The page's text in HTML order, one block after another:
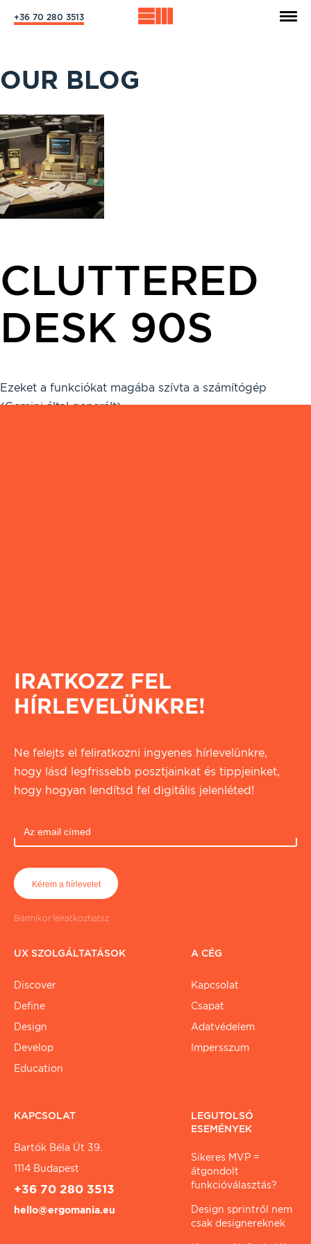
+36 70 280 3513
OUR BLOG
CLUTTERED
DESK 90S
Ezeket a funkciókat magába szívta a számítógép
(Gemini által generált)
IRATKOZZ FEL
HÍRLEVELÜNKRE!
Ne felejts el feliratkozni ingyenes hírlevelünkre,
hogy lásd legfrissebb posztjainkat és tippjeinket,
hogy hogyan lendítsd fel digitális jelenléted!
Bármikor leiratkozhatsz
UX SZOLGÁLTATÁSOK
Discover
Define
Design
Develop
Education
A CÉG
Kapcsolat
Csapat
Adatvédelem
Impersszum
KAPCSOLAT
Bartók Béla Út 39.
1114 Budapest
+36 70 280 3513
hello@ergomania.eu
LEGUTOLSÓ
ESEMÉNYEK
Sikeres MVP =
átgondolt
funkcióválasztás?
Design sprintről nem
csak designereknek